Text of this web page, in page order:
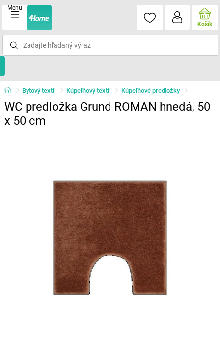
Menu
Košík
Bytový textil Kúpeľňový textil Kúpeľňové predložky
WC predložka Grund ROMAN hnedá, 50
x 50 cm